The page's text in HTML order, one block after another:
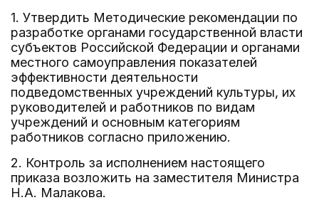
1. Утвердить Методические рекомендации по
разработке органами государственной власти
субъектов Российской Федерации и органами
местного самоуправления показателей
эффективности деятельности
подведомственных учреждений культуры, их
руководителей и работников по видам
учреждений и основным категориям
работников согласно приложению.
2. Контроль за исполнением настоящего
приказа возложить на заместителя Министра
Н.А. Малакова.